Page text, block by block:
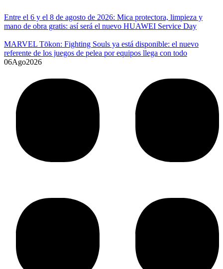
Entre el 6 y el 8 de agosto de 2026: Mica protectora, limpieza y
mano de obra gratis: así será el nuevo HUAWEI Service Day
MARVEL Tōkon: Fighting Souls ya está disponible: el nuevo
referente de los juegos de pelea por equipos llega con todo
06Ago2026